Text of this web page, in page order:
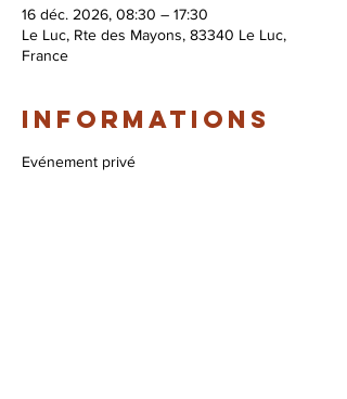
16 déc. 2026, 08:30 – 17:30
Le Luc, Rte des Mayons, 83340 Le Luc,
France
Informations
Evénement privé